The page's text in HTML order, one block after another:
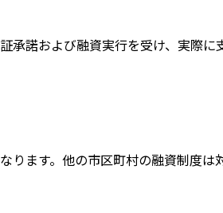
諾および融資実行を受け、実際に
ます。他の市区町村の融資制度は